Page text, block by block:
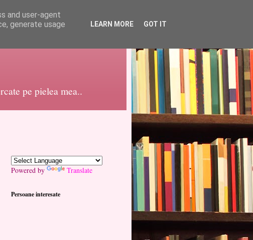
pe pielea mea..
Powered by Translate
Persoane interesate
and user-agent
generate usage
LEARN MORE GOT IT